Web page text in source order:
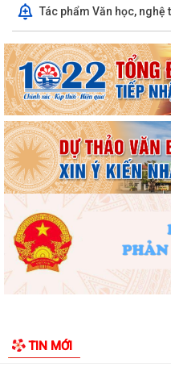
Tác phẩm Văn học, nghệ
TIN MỚI
cơ sở kinh doanh dịch vụ ăn
HỘI NGƯỜI CAO TUỔI
KẾT CÔNG TÁC HỘI 6 THÁNG
ĐẢNG BỘ PHƯỜNG HỒNG
TOÀN QUỐC NGHIÊN CỨU, HỌC
ĐẢNG ỦY - HĐND - UBND -
CÙNG TRƯỜNG THPT LƯƠNG
LỄ THẮP NẾN TRI ÂN CÁC
NĂM NGÀY THƯƠNG BINH, LIỆT SĨ
Phường Hồng Bàng tổ chức Lễ
hùng và các Anh hùng liệt sĩ
bàn thành phố là Đền thờ...